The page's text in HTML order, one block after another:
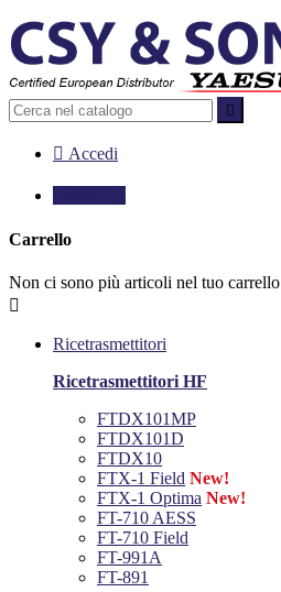

 Accedi
Carrello
Non ci sono più articoli nel tuo carrello

Ricetrasmettitori
Ricetrasmettitori HF
FTDX101MP
FTDX101D
FTDX10
FTX-1 Field New!
FTX-1 Optima New!
FT-710 AESS
FT-710 Field
FT-991A
FT-891